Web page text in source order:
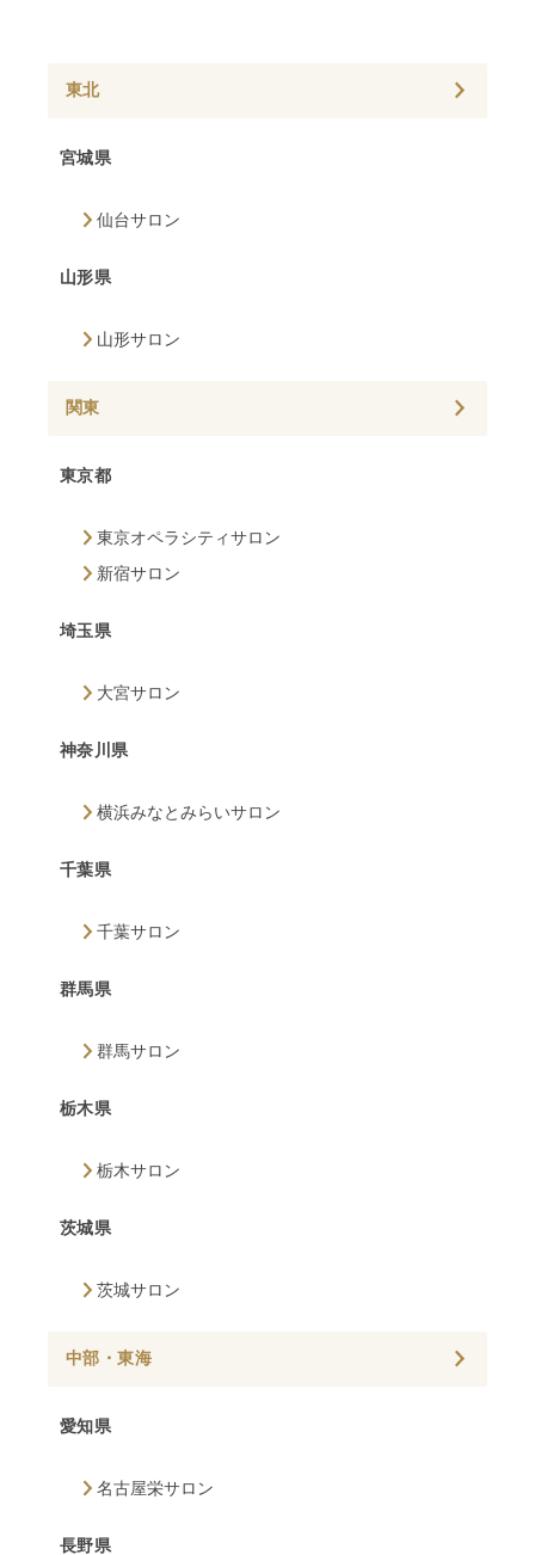
東北
宮城県
仙台サロン
山形県
山形サロン
関東
東京都
東京オペラシティサロン
新宿サロン
埼玉県
大宮サロン
神奈川県
横浜みなとみらいサロン
千葉県
千葉サロン
群馬県
群馬サロン
栃木県
栃木サロン
茨城県
茨城サロン
中部・東海
愛知県
名古屋栄サロン
長野県